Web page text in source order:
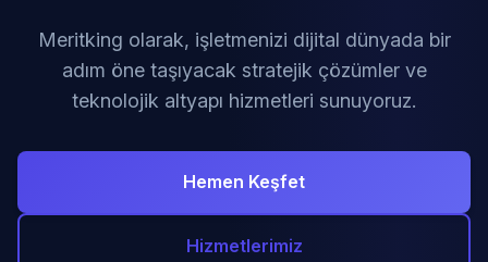
Meritking olarak, işletmenizi dijital dünyada bir
adım öne taşıyacak stratejik çözümler ve
teknolojik altyapı hizmetleri sunuyoruz.
Hemen Keşfet
Hizmetlerimiz